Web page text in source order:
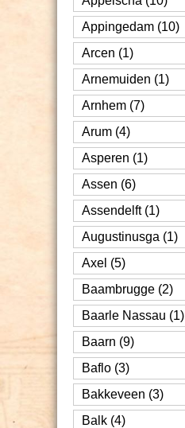
Appingedam (10)
Arcen (1)
Arnemuiden (1)
Arnhem (7)
Arum (4)
Asperen (1)
Assen (6)
Assendelft (1)
Augustinusga (1)
Axel (5)
Baambrugge (2)
Baarle Nassau (1)
Baarn (9)
Baflo (3)
Bakkeveen (3)
Balk (4)